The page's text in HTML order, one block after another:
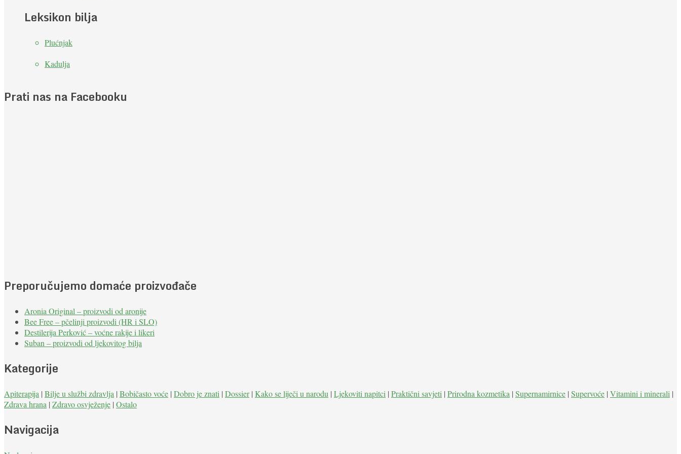
Leksikon bilja
Plućnjak
Kadulja
Prati nas na Facebooku
Preporučujemo domaće proizvođače
Aronia Original – proizvodi od aronije
Bee Free – pčelinji proizvodi (HR i SLO)
Destilerija Perković – voćne rakije i likeri
Suban – proizvodi od ljekovitog bilja
Kategorije
Apiterapija | Bilje u službi zdravlja | Bobičasto voće | Dobro je znati | Dossier| Kako se liječi u narodu | Ljekoviti napitci | Praktični savjeti | Prirodna kozmetika | Supernamirnice | Supervoće | Vitamini i minerali |
Zdrava hrana | Zdravo osvježenje | Ostalo
Navigacija